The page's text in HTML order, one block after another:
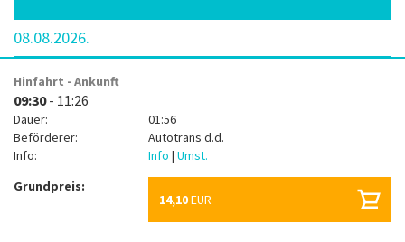
08.08.2026.
Hinfahrt - Ankunft
09:30- 11:26
Dauer:
01:56
Beförderer:
Autotrans d.d.
Info:
Info| Umst.
Grundpreis:
14,10EUR